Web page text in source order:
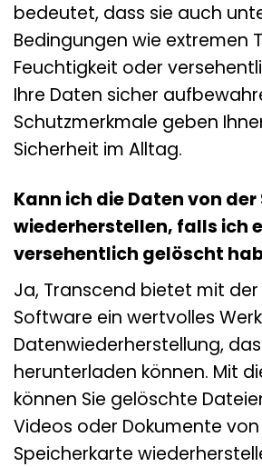
bedeutet, dass sie auch
Bedingungen wie extremen
Feuchtigkeit oder
Ihre Daten sicher
Schutzmerkmale geben
Sicherheit im Alltag.
Kann ich die Daten von
wiederherstellen, falls ich
versehentlich gelöscht
Ja, Transcend bietet mit der
Software ein wertvolles
Datenwiederherstellung,
herunterladen können. Mit
können Sie gelöschte
Videos oder Dokumente
Speicherkarte